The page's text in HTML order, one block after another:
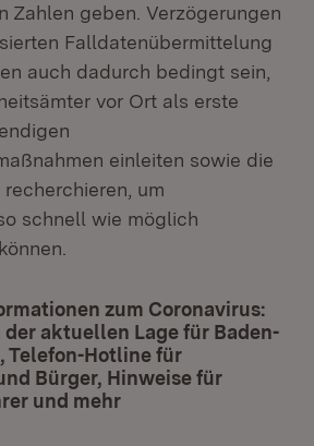
Zahlen geben. Verzögerungen
Falldatenübermittelung
auch dadurch bedingt sein,
vor Ort als erste
einleiten sowie die
um
schnell wie möglich
zum Coronavirus:
aktuellen Lage für Baden-
Telefon-Hotline für
Bürger, Hinweise für
und mehr